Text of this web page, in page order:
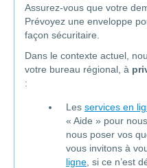
Assurez-vous que votre
Prévoyez une enveloppe
façon sécuritaire.
Dans le contexte actuel,
votre bureau régional, à
:
Les services en
« Aide » pour
nous poser vos
vous invitons à
ligne , si ce n’est